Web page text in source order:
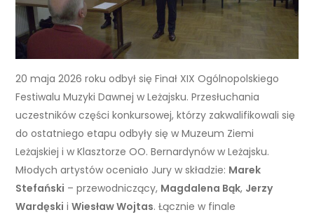
20 maja 2026 roku odbył się Finał XIX Ogólnopolskiego
Festiwalu Muzyki Dawnej w Leżajsku. Przesłuchania
uczestników części konkursowej, którzy zakwalifikowali się
do ostatniego etapu odbyły się w Muzeum Ziemi
Leżajskiej i w KlasztorzeOO. Bernardynów w Leżajsku.
Młodych artystów oceniało Jury w składzie: Marek
Stefański – przewodniczący, Magdalena Bąk, Jerzy
Wardęski iWiesław Wojtas. Łącznie w finale